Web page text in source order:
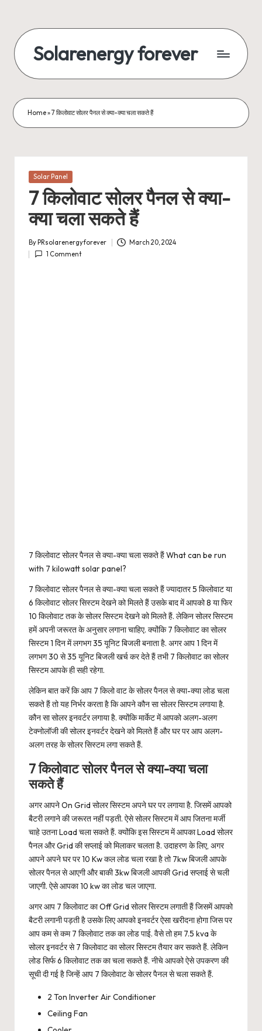
content
Solarenergy forever
बिजली
Home»7 किलोवाट सोलर पैनल से क्या-क्या चला सकते हैं
Posted
Solar Panel
7 किलोवाट सोलर पैनल से क्या-
क्या चला सकते हैं
Posted
by
By PRsolarenergyforever
March 20, 2024
1 Comment
7 किलोवाट सोलर पैनल से क्या-क्या चला सकते हैं What can be run
with 7 kilowatt solar panel?
7 किलोवाट सोलर पैनल से क्या-क्या चला सकते हैं ज्यादातर 5 किलोवाट या
6 किलोवाट सोलर सिस्टम देखने को मिलते हैं उसके बाद में आपको 8 या फिर
10 किलोवाट तक के सोलर सिस्टम देखने को मिलते हैं. लेकिन सोलर सिस्टम
हमें अपनी जरूरत के अनुसार लगाना चाहिए. क्योंकि 7 किलोवाट का सोलर
सिस्टम 1 दिन में लगभग 35 यूनिट बिजली बनाता है. अगर आप 1 दिन में
लगभग 30 से 35 यूनिट बिजली खर्च कर देते हैं तभी 7 किलोवाट का सोलर
सिस्टम आपके ही सही रहेगा.
लेकिन बात करें कि आप 7 किलो वाट के सोलर पैनल से क्या-क्या लोड चला
सकते हैं तो यह निर्भर करता है कि आपने कौन सा सोलर सिस्टम लगाया है.
कौन सा सोलर इनवर्टर लगाया है. क्योंकि मार्केट में आपको अलग-अलग
टेक्नोलॉजी की सोलर इनवर्टर देखने को मिलते हैं और घर पर आप अलग-
अलग तरह के सोलर सिस्टम लगा सकते हैं.
7 किलोवाट सोलर पैनल से क्या-क्या चला
सकते हैं
अगर आपने On Grid सोलर सिस्टम अपने घर पर लगाया है. जिसमें आपको
बैटरी लगाने की जरूरत नहीं पड़ती. ऐसे सोलर सिस्टम में आप जितना मर्जी
चाहे उतना Load चला सकते हैं. क्योंकि इस सिस्टम में आपका Load सोलर
पैनल और Grid की सप्लाई को मिलाकर चलता है. उदाहरण के लिए, अगर
आपने अपने घर पर 10 Kw कल लोड चला रखा है तो 7kw बिजली आपके
सोलर पैनल से आएगी और बाकी 3kw बिजली आपकी Grid सप्लाई से चली
जाएगी. ऐसे आपका 10 kw का लोड चल जाएगा.
अगर आप 7 किलोवाट का Off Grid सोलर सिस्टम लगाती हैं जिसमें आपको
बैटरी लगानी पड़ती है उसके लिए आपको इनवर्टर ऐसा खरीदना होगा जिस पर
आप कम से कम 7 किलोवाट तक का लोड पाई. वैसे तो हम 7.5 kva के
सोलर इनवर्टर से 7 किलोवाट का सोलर सिस्टम तैयार कर सकते हैं. लेकिन
लोड सिर्फ 6 किलोवाट तक का चला सकते हैं. नीचे आपको ऐसे उपकरण की
सूची दी गई है जिन्हें आप 7 किलोवाट के सोलर पैनल से चला सकते हैं.
2 Ton Inverter Air Conditioner
Ceiling Fan